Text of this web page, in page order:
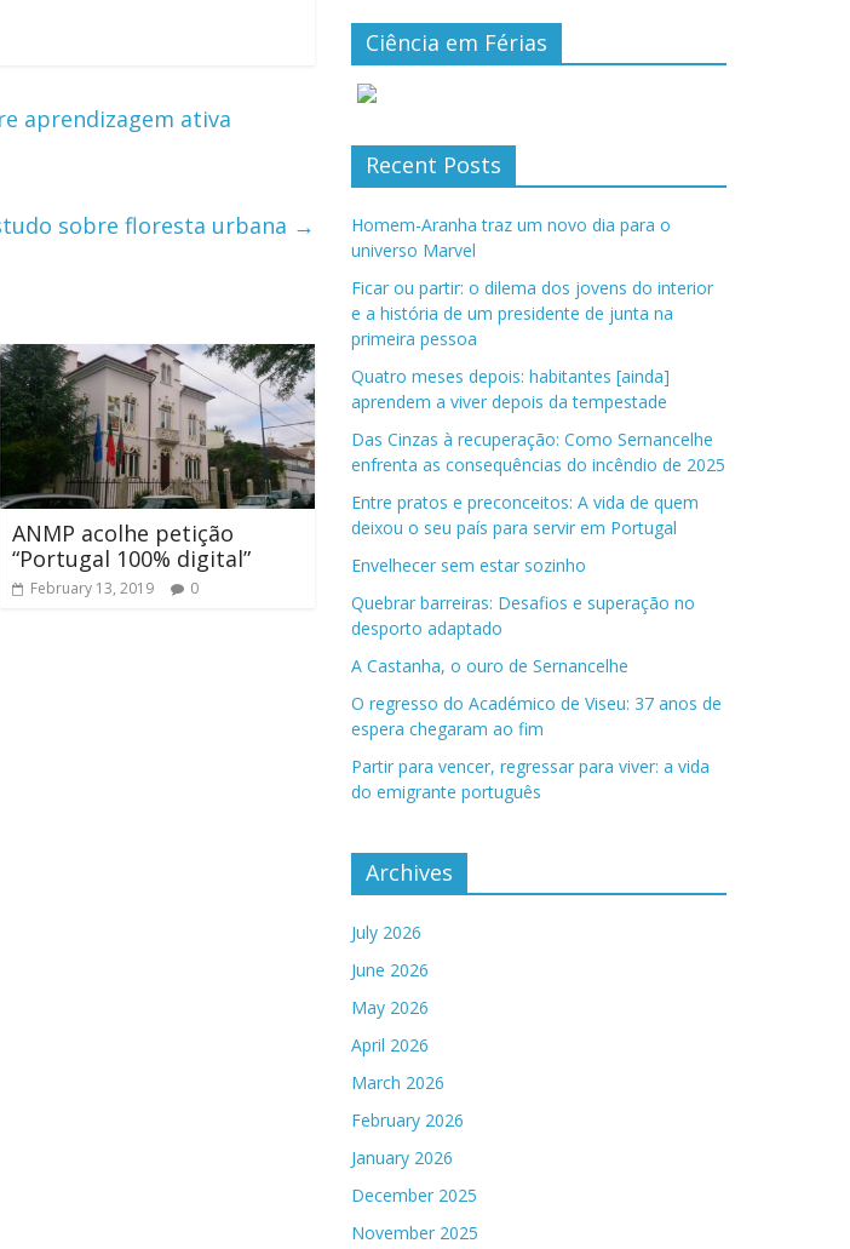
aprendizagem ativa
sobre floresta urbana →
ANMP acolhe petição
“Portugal 100% digital”
February 13, 2019 0
Ciência em Férias
Recent Posts
Homem-Aranha traz um novo dia para o
universo Marvel
Ficar ou partir: o dilema dos jovens do interior
e a história de um presidente de junta na
primeira pessoa
Quatro meses depois: habitantes [ainda]
aprendem a viver depois da tempestade
Das Cinzas à recuperação: Como Sernancelhe
enfrenta as consequências do incêndio de 2025
Entre pratos e preconceitos: A vida de quem
deixou o seu país para servir em Portugal
Envelhecer sem estar sozinho
Quebrar barreiras: Desafios e superação no
desporto adaptado
A Castanha, o ouro de Sernancelhe
O regresso do Académico de Viseu: 37 anos de
espera chegaram ao fim
Partir para vencer, regressar para viver: a vida
do emigrante português
Archives
July 2026
June 2026
May 2026
April 2026
March 2026
February 2026
January 2026
December 2025
November 2025